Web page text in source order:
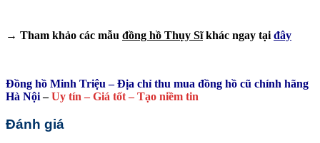
→ Tham khảo các mẫu đồng hồ Thụy Sĩkhác ngay tại đây
Đồng hồ Minh Triệu – Địa chỉ thu mua đồng hồ cũ chính hãng
Hà Nội–Uy tín – Giá tốt – Tạo niềm tin
Đánh giá